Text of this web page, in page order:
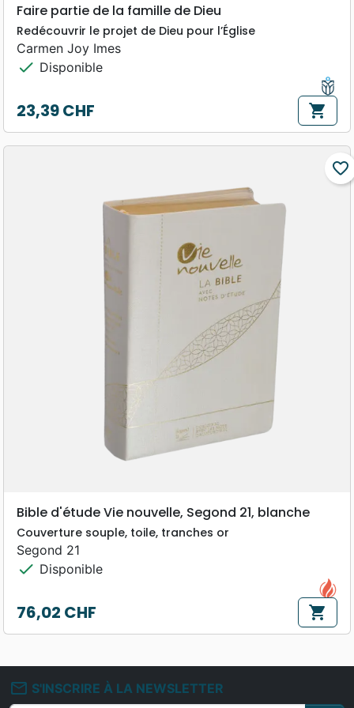
Faire partie de la famille de Dieu
Redécouvrir le projet de Dieu pour l’Église
Carmen Joy Imes
check Disponible
Prix
23,39 CHF shopping_cart
favorite_border
Bible d'étude Vie nouvelle, Segond 21, blanche
Couverture souple, toile, tranches or
Segond 21
check Disponible
Prix
76,02 CHF shopping_cart
mail_outline S'INSCRIRE À LA NEWSLETTER